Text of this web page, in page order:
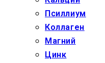
Псиллиум
Коллаген
Магний
Цинк